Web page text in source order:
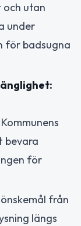
och utan
under
för badsugna
bevara
för
från
längs